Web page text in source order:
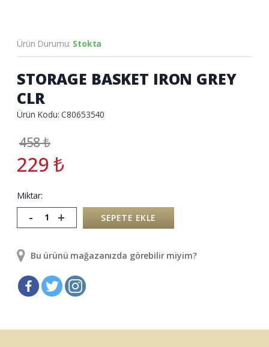
Ürün Durumu: Stokta
STORAGE BASKET IRON GREY
CLR
Ürün Kodu: C80653540
458₺
229₺
Miktar:
- + SEPETE EKLE
Bu ürünü mağazanızda görebilir miyim?